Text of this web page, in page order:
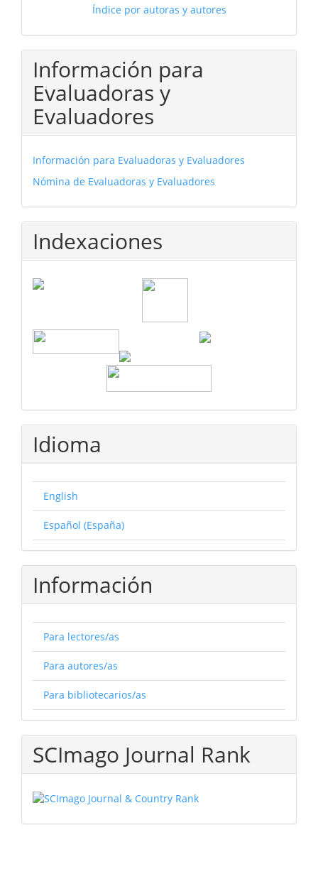
Índice por autoras y autores
Información para
Evaluadoras y
Evaluadores
Información para Evaluadoras y Evaluadores
Nómina de Evaluadoras y Evaluadores
Indexaciones
Idioma
English
Español (España)
Información
Para lectores/as
Para autores/as
Para bibliotecarios/as
SCImago Journal Rank